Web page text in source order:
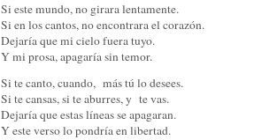
Si este mundo, no girara lentamente.
Si en los cantos, no encontrara el corazón.
Dejaría que mi cielo fuera tuyo.
Y mi prosa, apagaría sin temor.
Si te canto, cuando, más tú lo desees.
Si te cansas, si te aburres, y te vas.
Dejaría que estas líneas se apagaran.
Y este verso lo pondría en libertad.